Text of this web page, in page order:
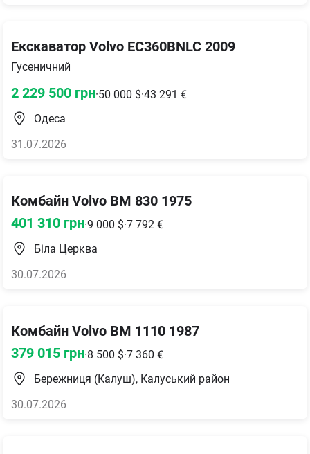
Екскаватор Volvo EC360BNLC 2009
Гусеничний
2 229 500 грн·50 000 $·43 291 €
Одеса
31.07.2026
Комбайн Volvo BM 830 1975
401 310 грн·9 000 $·7 792 €
Біла Церква
30.07.2026
Комбайн Volvo BM 1110 1987
379 015 грн·8 500 $·7 360 €
Бережниця (Калуш), Калуський район
30.07.2026